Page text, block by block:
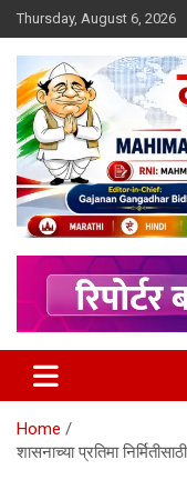
Skip
to
content
Thursday, August 6, 2026
Home
शासनाच्या प्रतिमा